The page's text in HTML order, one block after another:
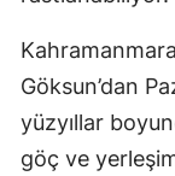
Göksun’dan
yüzyıllar
göç ve